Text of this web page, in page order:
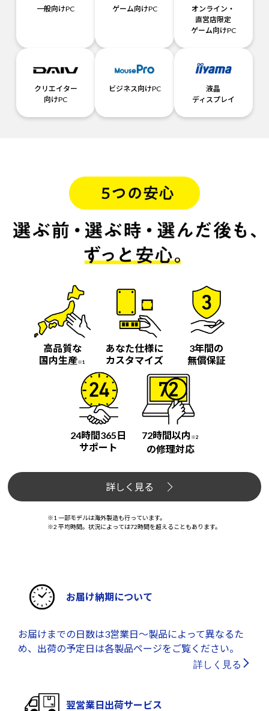
一般向けPC ゲーム向けPC
オンライン・
直営店限定
ゲーム向けPC
クリエイター
向けPC
ビジネス向けPC
液晶
ディスプレイ
高品質な
国内生産※1
あなた仕様に
カスタマイズ
3年間の
無償保証
24時間365日
サポート
72時間以内 ※2
の修理対応
詳しく見る
※1 一部モデルは海外製造も行っています。
※2 平均時間。状況によっては72時間を超えることもあります。
お届け納期について
お届けまでの日数は3営業日～製品によって異なるた
め、出荷の予定日は各製品ページをご覧ください。
詳しく見る
翌営業日出荷サービス